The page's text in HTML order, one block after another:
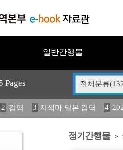
일반간행물
Pages 전체분류
2 검역 3 지색마 일본 검역 4
12 중독성 식물 도감 13 媛 異
정기간행물 >